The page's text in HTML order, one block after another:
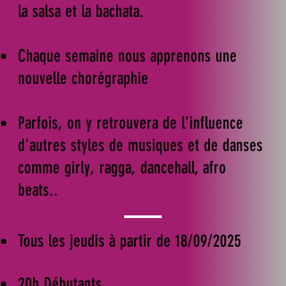
la salsa et la bachata.
Chaque semaine nous apprenons une
nouvelle chorégraphie
Parfois, on y retrouvera de l'influence
d'autres styles de musiques et de danses
comme girly, ragga, dancehall, afro
beats..
Tous les jeudis à partir de 18/09/2025